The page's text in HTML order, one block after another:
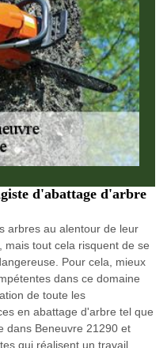
d'abattage d'arbre
arbres au alentour de leur
tout cela risquent de se
Pour cela, mieux
dans ce domaine
de toute les
en abattage d'arbre tel que
dans Beneuvre 21290 et
qui réalisent un travail